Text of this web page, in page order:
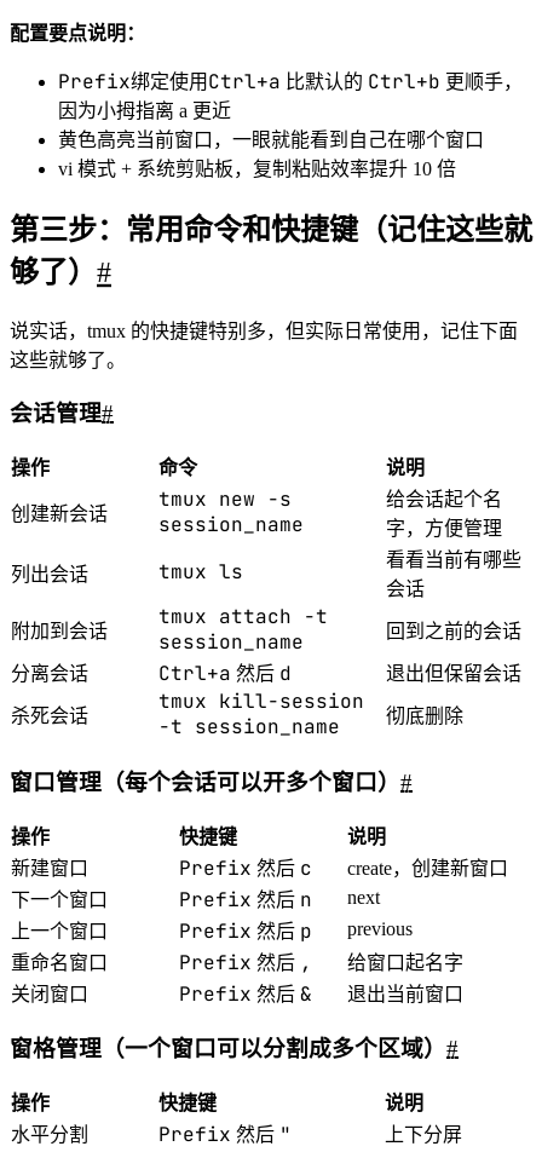
8
set -g
set -g status-interval
5
# 窗口列表样式
setw -g window-status-format "
window-status-current-format
14
15
# 开启 vi 模式（如果你会用 vim，这个很爽）
16
setw
18
# 开启鼠标支持
19
set -g
21
# 复制模式使用系统剪贴板
22
-T send-keys
配置要点说明：
Prefix绑定使用 Ctrl+a 比默认的 Ctrl+b 更顺手，
因为小拇指离 a 更近
黄色高亮当前窗口，一眼就能看到自己在哪个窗口
vi 模式 + 系统剪贴板，复制粘贴效率提升 10 倍
第三步：常用命令和快捷键（记住这些就
够了） #
说实话，tmux 的快捷键特别多，但实际日常使用，记住下面
这些就够了。
会话管理#
操作 命令 说明
创建新会话
tmux new -s
session_name
给会话起个名
字，方便管理
列出会话 tmux ls
看看当前有哪些
会话
附加到会话
tmux attach -t
session_name
回到之前的会话
分离会话 Ctrl+a 然后 d 退出但保留会话
杀死会话
tmux kill-session
-t session_name
彻底删除
窗口管理（每个会话可以开多个窗口） #
操作 快捷键
说明
新建窗口
Prefix 然后 c
create，创建新窗口
下一个窗口
Prefix 然后 n
next
上一个窗口
Prefix 然后 p
previous
重命名窗口
Prefix 然后 ,
给窗口起名字
关闭窗口
Prefix 然后 & 退出当前窗口
窗格管理（一个窗口可以分割成多个区域） #
操作 快捷键
说明
水平分割
Prefix 然后 "
上下分屏